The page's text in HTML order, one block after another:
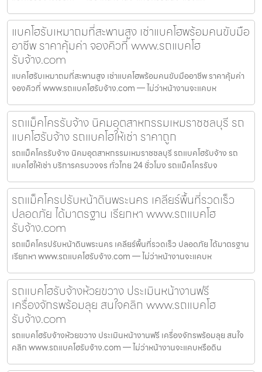
แบคโฮรับเหมาถมที่สะพานสูง เช่าแบคโฮพร้อมคนขับมือ
อาชีพ ราคาคุ้มค่า จองคิวที่ www.รถแบคโฮ
รับจ้าง.com
แบคโฮรับเหมาถมที่สะพานสูง เช่าแบคโฮพร้อมคนขับมืออาชีพ ราคาคุ้มค่า
จองคิวที่ www.รถแบคโฮรับจ้าง.com — ไม่ว่าหน้างานจะแคบห
รถแม็คโครรับจ้าง นิคมอุตสาหกรรมเหมราชชลบุรี รถ
แบคโฮรับจ้าง รถแบคโฮให้เช่า ราคาถูก
รถแม็คโครรับจ้าง นิคมอุตสาหกรรมเหมราชชลบุรี รถแบคโฮรับจ้าง รถ
แบคโฮให้เช่า บริการครบวงจร ทั่วไทย 24 ชั่วโมง รถแม็คโครรับจ
รถแม็คโครปรับหน้าดินพระนคร เคลียร์พื้นที่รวดเร็ว
ปลอดภัย ได้มาตรฐาน เรียกหา www.รถแบคโฮ
รับจ้าง.com
รถแม็คโครปรับหน้าดินพระนคร เคลียร์พื้นที่รวดเร็ว ปลอดภัย ได้มาตรฐาน
เรียกหา www.รถแบคโฮรับจ้าง.com — ไม่ว่าหน้างานจะแคบห
รถแบคโฮรับจ้างห้วยขวาง ประเมินหน้างานฟรี
เครื่องจักรพร้อมลุย สนใจคลิก www.รถแบคโฮ
รับจ้าง.com
รถแบคโฮรับจ้างห้วยขวาง ประเมินหน้างานฟรี เครื่องจักรพร้อมลุย สนใจ
คลิก www.รถแบคโฮรับจ้าง.com — ไม่ว่าหน้างานจะแคบหรือดิน